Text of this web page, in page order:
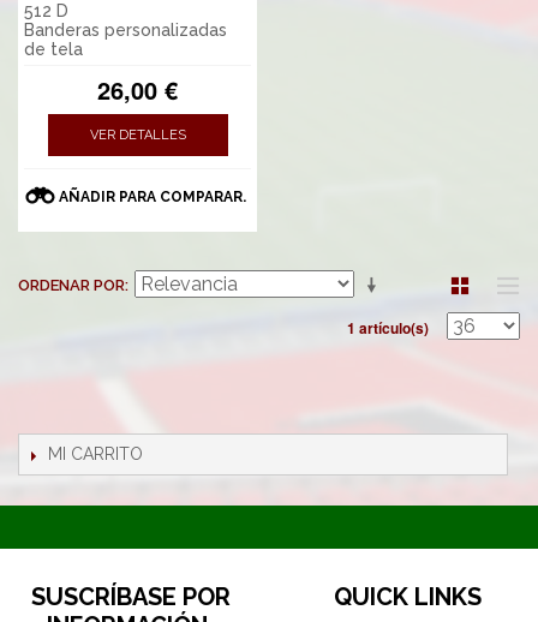
512 D
Banderas personalizadas
de tela
26,00 €
VER DETALLES
AÑADIR PARA COMPARAR.
ORDENAR POR
1 artículo(s)
MI CARRITO
SUSCRÍBASE POR
QUICK LINKS